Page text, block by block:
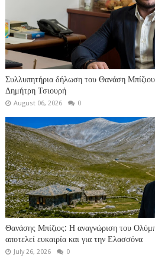
Συλλυπητήρια δήλωση του Θανάση
Δημήτρη Τσιουρή
August 06, 2026 0
Θανάσης Μπίζιος: Η αναγνώριση του
αποτελεί ευκαιρία και για την Ελασσόνα
July 26, 2026 0